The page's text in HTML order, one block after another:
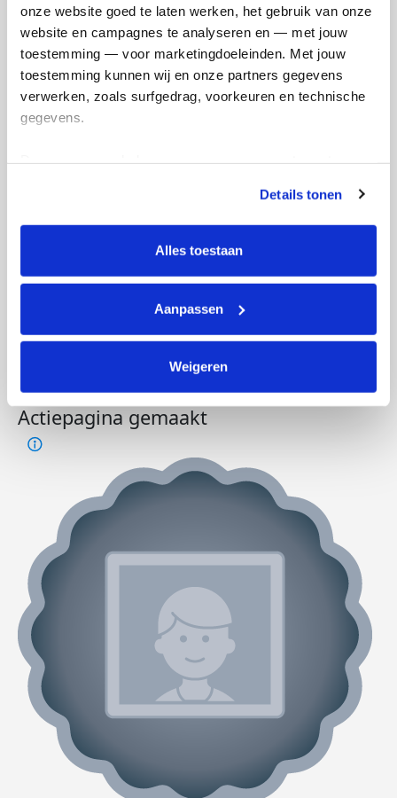
onze website goed te laten werken, het gebruik van onze
website en campagnes te analyseren en — met jouw
toestemming — voor marketingdoeleinden. Met jouw
toestemming kunnen wij en onze partners gegevens
verwerken, zoals surfgedrag, voorkeuren en technische
gegevens.
tonen. Je kunt je toestemming op elk moment wijzigen of
intrekken via Cookie instellingen onderaan de pagina. De
lijst met cookies is te vinden in het tabblad “details”.
Details tonen
Alles toestaan
Aanpassen
Weigeren
Actiepagina gemaakt